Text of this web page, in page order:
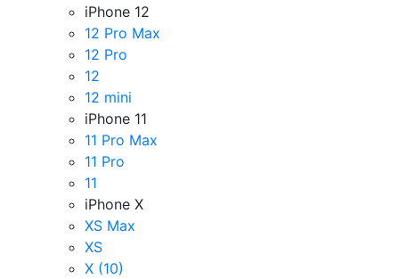
iPhone 12
12 Pro Max
12 Pro
12
12 mini
iPhone 11
11 Pro Max
11 Pro
11
iPhone X
XS Max
XS
X (10)